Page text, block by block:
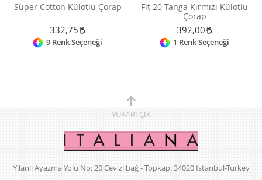
Süper Cotton Külotlu Çorap
332,75
9 Renk Seçeneği
Fit 20 Tanga Kırmızı Külotlu
Çorap
392,00
1 Renk Seçeneği
YUKARI ÇIK
Yılanlı Ayazma Yolu No: 20 Cevizlibağ - Topkapı 34020 Istanbul-Turkey